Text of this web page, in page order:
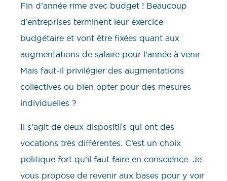
Fin d’année rime avec budget ! Beaucoup
d’entreprises terminent leur exercice
budgétaire et vont être fixées quant aux
augmentations de salaire pour l’année à venir.
Mais faut-il privilégier des augmentations
collectives ou bien opter pour des mesures
individuelles ?
Il s’agit de deux dispositifs qui ont des
vocations très différentes. C’est un choix
politique fort qu’il faut faire en conscience. Je
vous propose de revenir aux bases pour y voir